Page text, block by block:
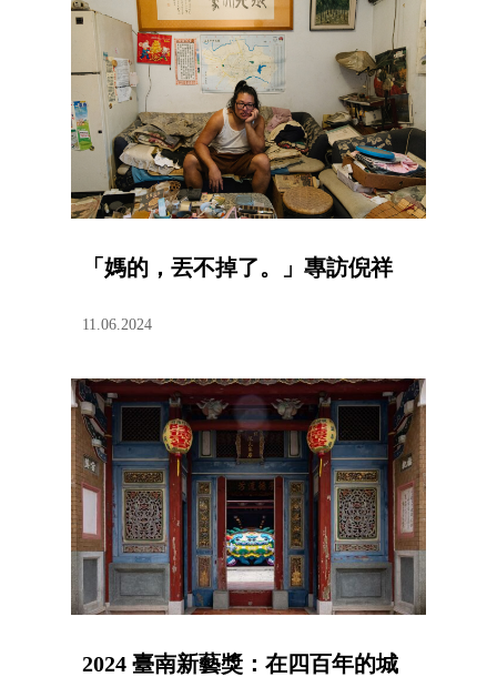
「媽的，丟不掉了。」專訪倪祥
11.06.2024
2024 臺南新藝獎：在四百年的城